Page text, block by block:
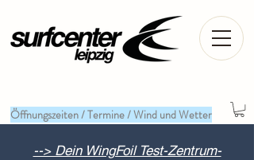
Öffnungszeiten / Termine / Wind und Wetter
--> Dein WingFoil Test-Zentrum-